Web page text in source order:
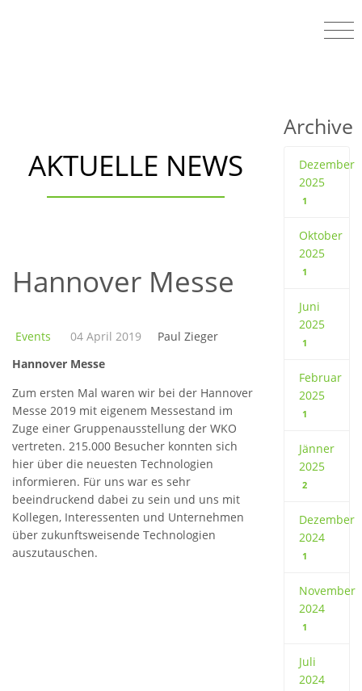
AKTUELLE NEWS
Hannover Messe
Events 04 April 2019
Paul Zieger
Hannover Messe
Zum ersten Mal waren wir bei der Hannover
Messe 2019 mit eigenem Messestand im
Zuge einer Gruppenausstellung der WKO
vertreten. 215.000 Besucher konnten sich
hier über die neuesten Technologien
informieren. Für uns war es sehr
beeindruckend dabei zu sein und uns mit
Kollegen, Interessenten und Unternehmen
über zukunftsweisende Technologien
auszutauschen.
Archive
Dezember
2025
1
Oktober
2025
1
Juni
2025
1
Februar
2025
1
Jänner
2025
2
Dezember
2024
1
November
2024
1
Juli
2024